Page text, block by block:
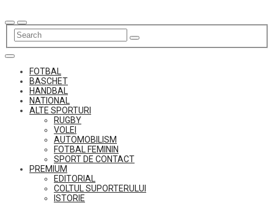
to
content
FOTBAL
BASCHET
HANDBAL
NATIONAL
ALTE SPORTURI
RUGBY
VOLEI
AUTOMOBILISM
FOTBAL FEMININ
SPORT DE CONTACT
PREMIUM
EDITORIAL
COLTUL SUPORTERULUI
ISTORIE